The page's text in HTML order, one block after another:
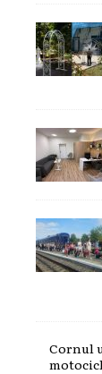
Cornul